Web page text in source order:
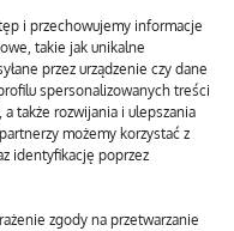
i przechowujemy informacje
takie jak unikalne
przez urządzenie czy dane
spersonalizowanych treści
także rozwijania i ulepszania
możemy korzystać z
identyfikację poprzez
zgody na przetwarzanie